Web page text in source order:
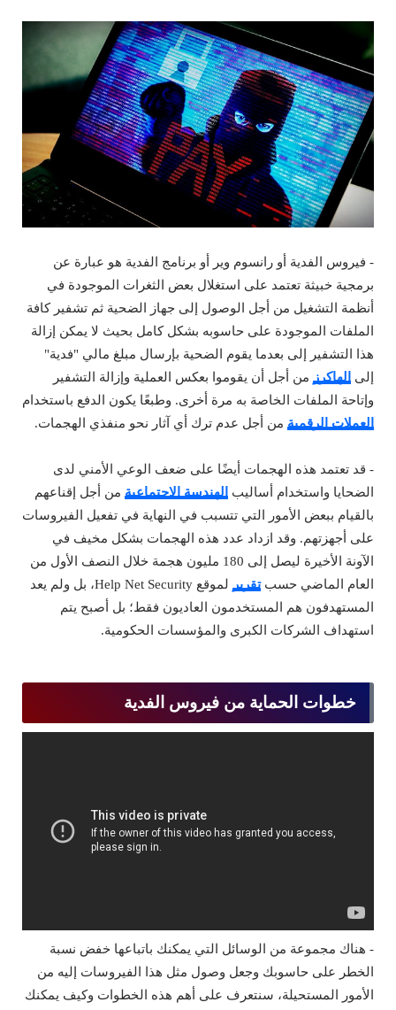
- فيروس الفدية أو رانسوم وير أو برنامج الفدية هو عبارة عن
برمجية خبيثة تعتمد على استغلال بعض الثغرات الموجودة في
أنظمة التشغيل من أجل الوصول إلى جهاز الضحية ثم تشفير كافة
الملفات الموجودة على حاسوبه بشكل كامل بحيث لا يمكن إزالة
هذا التشفير إلى بعدما يقوم الضحية بإرسال مبلغ مالي "فدية"
إلى الهاكرز من أجل أن يقوموا بعكس العملية وإزالة التشفير
وإتاحة الملفات الخاصة به مرة أخرى. وطبعًا يكون الدفع باستخدام
العملات الرقمية من أجل عدم ترك أي آثار نحو منفذي الهجمات.
- قد تعتمد هذه الهجمات أيضًا على ضعف الوعي الأمني لدى
الضحايا واستخدام أساليب الهندسة الاجتماعية من أجل إقناعهم
بالقيام ببعض الأمور التي تتسبب في النهاية في تفعيل الفيروسات
على أجهزتهم. وقد ازداد عدد هذه الهجمات بشكل مخيف في
الآونة الأخيرة ليصل إلى 180 مليون هجمة خلال النصف الأول من
العام الماضي حسبتقرير
لموقع Help Net Security، بل ولم يعد
المستهدفون هم المستخدمون العاديون فقط؛ بل أصبح يتم
استهداف الشركات الكبرى والمؤسسات الحكومية.
خطوات الحماية من فيروس الفدية
- هناك مجموعة من الوسائل التي يمكنك باتباعها خفض نسبة
الخطر على حاسوبك وجعل وصول مثل هذا الفيروسات إليه من
الأمور المستحيلة، سنتعرف على أهم هذه الخطوات وكيف يمكنك